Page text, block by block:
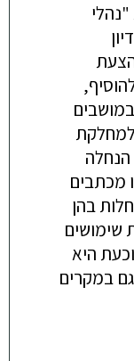
"נהלי
הועלו לדיון
מיום 31.3.14, הועלתה לדיון הצעת
להוסיף,
הפיילוט שנערך במושבים
למחלקת
לשיקול דעת בעל הנחלה
מכתבים
בהן
שימושים
רב וכעת היא
במקרים